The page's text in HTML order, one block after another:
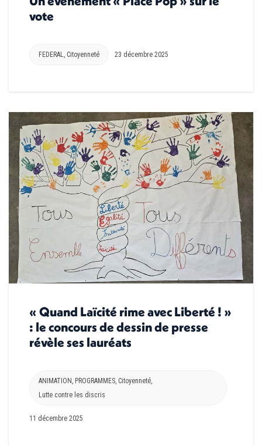
vote
FEDERAL Citoyenneté 23 décembre 2025
« Quand Laïcité rime avec Liberté ! »
: le concours de dessin de presse
révèle ses lauréats
ANIMATION , PROGRAMMES, Citoyenneté,
Lutte contre les discris
11 décembre 2025